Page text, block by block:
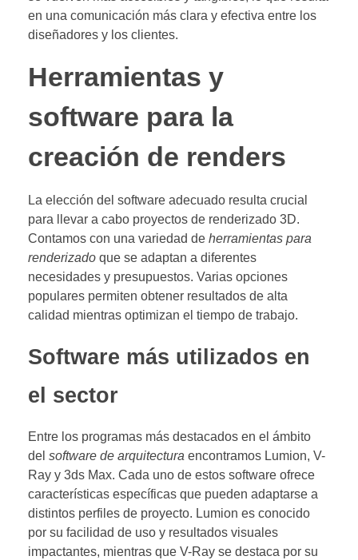
en una comunicación más clara y efectiva entre los
diseñadores y los clientes.
Herramientas y
software para la
creación de renders
La elección del software adecuado resulta crucial
para llevar a cabo proyectos de renderizado 3D.
Contamos con una variedad de herramientas para
renderizado que se adaptan a diferentes
necesidades y presupuestos. Varias opciones
populares permiten obtener resultados de alta
calidad mientras optimizan el tiempo de trabajo.
Software más utilizados en
el sector
Entre los programas más destacados en el ámbito
del software de arquitectura encontramos Lumion, V-
Ray y 3ds Max. Cada uno de estos software ofrece
características específicas que pueden adaptarse a
distintos perfiles de proyecto. Lumion es conocido
por su facilidad de uso y resultados visuales
impactantes, mientras que V-Ray se destaca por su